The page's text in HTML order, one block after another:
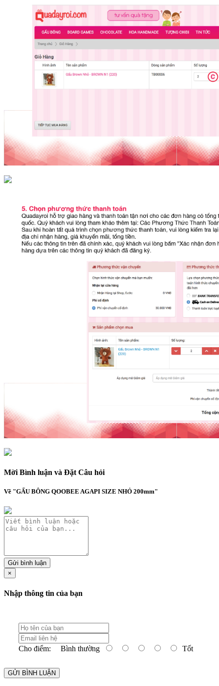
Mời Bình luận và Đặt Câu hỏi
Về "GẤU BÔNG QOOBEE AGAPI SIZE NHỎ 200mm"
Gửi bình luận
×
Nhập thông tin của bạn
Cho điểm: Bình thường Tốt
GỬI BÌNH LUẬN